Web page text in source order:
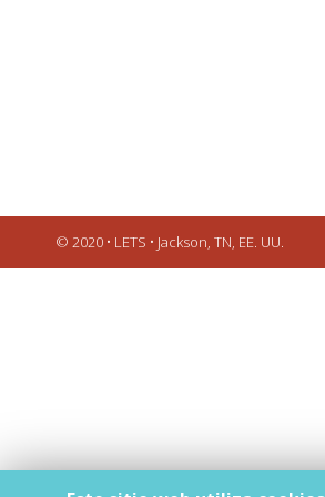
© 2020 • LETS • Jackson, TN, EE. UU.